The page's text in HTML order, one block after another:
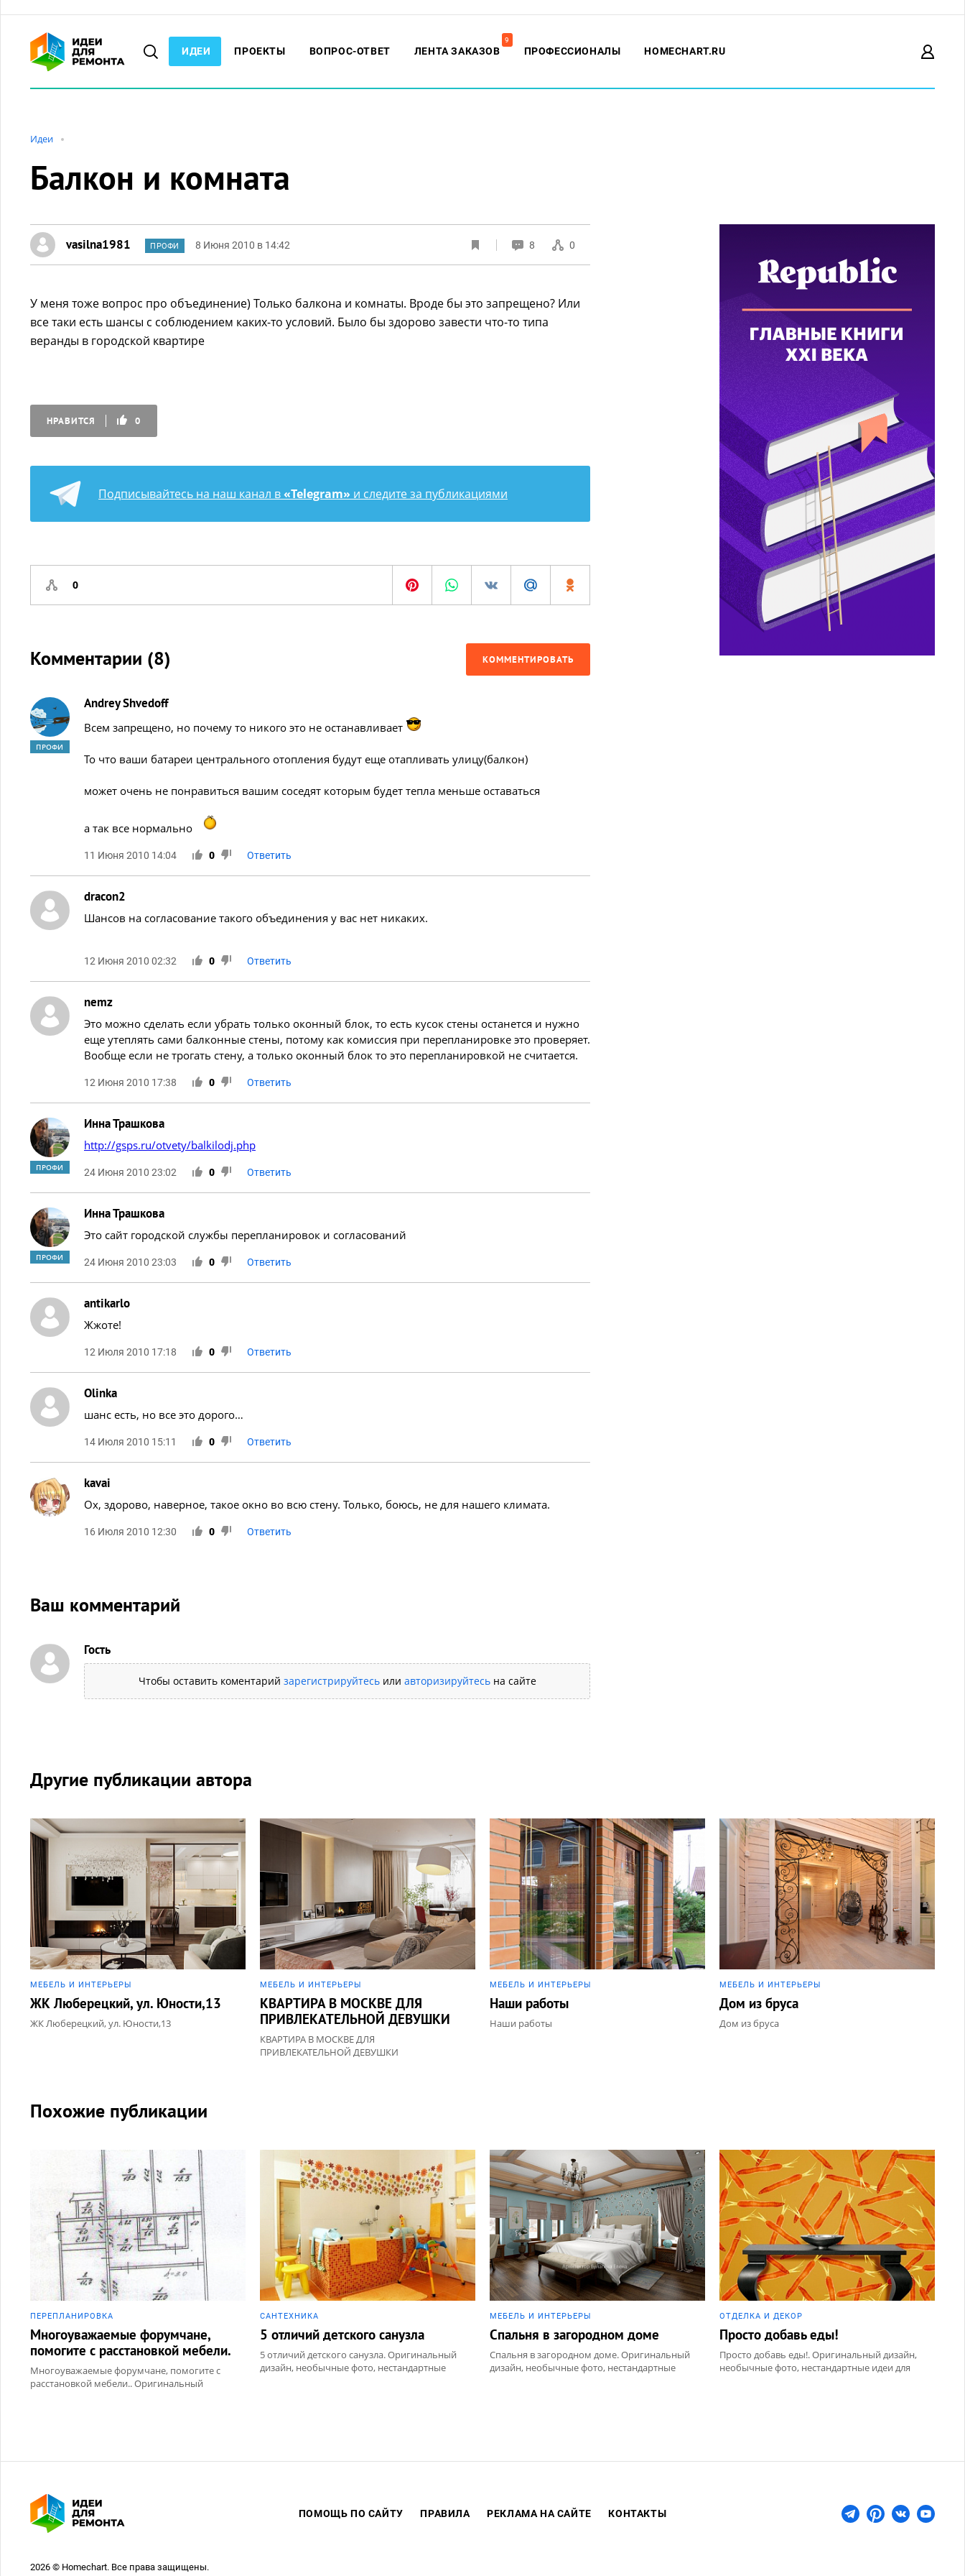
ИДЕИ ПРОЕКТЫ ВОПРОС-ОТВЕТ ЛЕНТА ЗАКАЗОВ
9
ПРОФЕССИОНАЛЫ HOMECHART.RU
Идеи
Балкон и комната
vasilna1981 ПРОФИ 8 Июня 2010 в 14:42 8 0
У меня тоже вопрос про объединение) Только балкона и комнаты. Вроде бы это запрещено? Или
все таки есть шансы с соблюдением каких-то условий. Было бы здорово завести что-то типа
веранды в городской квартире
НРАВИТСЯ 0
Подписывайтесь на наш канал в«Telegram» и следите за публикациями
0
Комментарии (8) КОММЕНТИРОВАТЬ
ПРОФИ
Andrey Shvedoff
Всем запрещено, но почему то никого это не останавливает
То что ваши батареи центрального отопления будут еще отапливать улицу(балкон)
может очень не понравиться вашим соседят которым будет тепла меньше оставаться
а так все нормально
11 Июня 2010 14:04 0 Ответить
dracon2
Шансов на согласование такого объединения у вас нет никаких.
12 Июня 2010 02:32 0 Ответить
nemz
Это можно сделать если убрать только оконный блок, то есть кусок стены останется и нужно
еще утеплять сами балконные стены, потому как комиссия при перепланировке это проверяет.
Вообще если не трогать стену, а только оконный блок то это перепланировкой не считается.
12 Июня 2010 17:38 0 Ответить
ПРОФИ
Инна Трашкова
http://gsps.ru/otvety/balkilodj.php
24 Июня 2010 23:02 0 Ответить
ПРОФИ
Инна Трашкова
Это сайт городской службы перепланировок и согласований
24 Июня 2010 23:03 0 Ответить
antikarlo
Жжоте!
12 Июля 2010 17:18 0 Ответить
Olinka
шанс есть, но все это дорого…
14 Июля 2010 15:11 0 Ответить
kavai
Ох, здорово, наверное, такое окно во всю стену. Только, боюсь, не для нашего климата.
16 Июля 2010 12:30 0 Ответить
Ваш комментарий
Гость
Чтобы оставить коментарий зарегистрируйтесьили авторизируйтесьна сайте
Другие публикации автора
МЕБЕЛЬ И ИНТЕРЬЕРЫ
ЖК Люберецкий, ул. Юности,13
ЖК Люберецкий, ул. Юности,13
МЕБЕЛЬ И ИНТЕРЬЕРЫ
КВАРТИРА В МОСКВЕ ДЛЯ
ПРИВЛЕКАТЕЛЬНОЙ ДЕВУШКИ
КВАРТИРА В МОСКВЕ ДЛЯ
ПРИВЛЕКАТЕЛЬНОЙ ДЕВУШКИ
МЕБЕЛЬ И ИНТЕРЬЕРЫ
Наши работы
Наши работы
МЕБЕЛЬ И ИНТЕРЬЕРЫ
Дом из бруса
Дом из бруса
Похожие публикации
ПЕРЕПЛАНИРОВКА
Многоуважаемые форумчане,
помогите с расстановкой мебели.
Многоуважаемые форумчане, помогите с
расстановкой мебели.. Оригинальный
САНТЕХНИКА
5 отличий детского санузла
5 отличий детского санузла. Оригинальный
дизайн, необычные фото, нестандартные
МЕБЕЛЬ И ИНТЕРЬЕРЫ
Спальня в загородном доме
Спальня в загородном доме. Оригинальный
дизайн, необычные фото, нестандартные
ОТДЕЛКА И ДЕКОР
Просто добавь еды!
Просто добавь еды!. Оригинальный дизайн,
необычные фото, нестандартные идеи для
ПОМОЩЬ ПО САЙТУ ПРАВИЛА РЕКЛАМА НА САЙТЕ КОНТАКТЫ
2026 © Homechart. Все права защищены.